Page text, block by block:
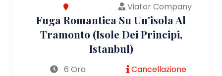
Viator Company
Fuga Romantica Su Un'isola Al
Tramonto (Isole Dei Principi,
Istanbul)
6 Ora
Cancellazione